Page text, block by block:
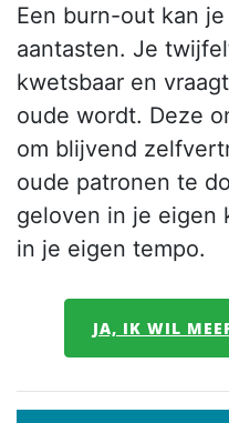
Een burn-out kan
aantasten. Je
kwetsbaar en
oude wordt. Deze
om blijvend
oude patronen te
geloven in je eigen
in je eigen tempo.
JA, IK WIL